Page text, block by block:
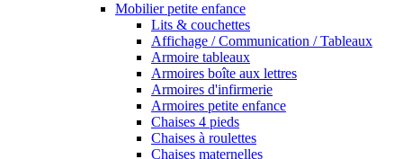
Mobilier petite enfance
Lits & couchettes
Affichage / Communication / Tableaux
Armoire tableaux
Armoires boîte aux lettres
Armoires d'infirmerie
Armoires petite enfance
Chaises 4 pieds
Chaises à roulettes
Chaises maternelles